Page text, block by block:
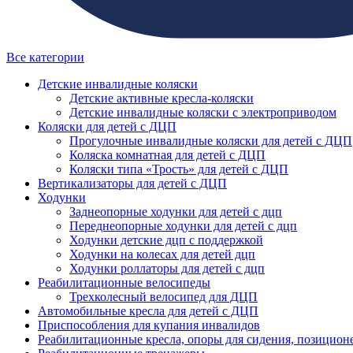
Все категории
Детские инвалидные коляски
Детские активные кресла-коляски
Детские инвалидные коляски с электроприводом
Коляски для детей с ДЦП
Прогулочные инвалидные коляски для детей с ДЦП
Коляска комнатная для детей с ДЦП
Коляски типа «Трость» для детей с ДЦП
Вертикализаторы для детей с ДЦП
Ходунки
Заднеопорные ходунки для детей с дцп
Переднеопорные ходунки для детей с дцп
Ходунки детские дцп с поддержкой
Ходунки на колесах для детей дцп
Ходунки роллаторы для детей с дцп
Реабилитационные велосипеды
Трехколесный велосипед для ДЦП
Автомобильные кресла для детей с ДЦП
Приспособления для купания инвалидов
Реабилитационные кресла, опоры для сидения,